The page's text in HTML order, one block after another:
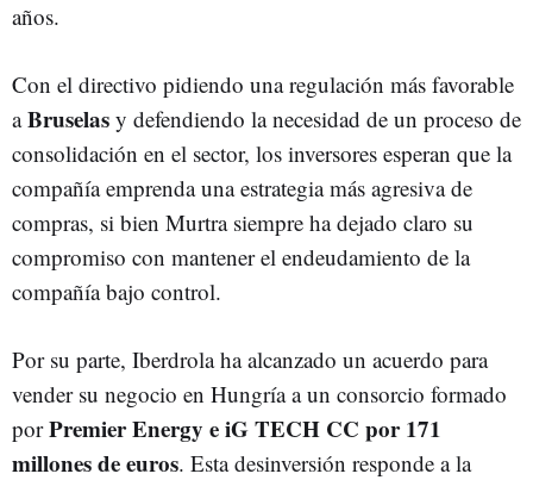
años.
Con el directivo pidiendo una regulación más favorable
aBruselas y defendiendo la necesidad de un proceso de
consolidación en el sector, los inversores esperan que la
compañía emprenda una estrategia más agresiva de
compras, si bien Murtra siempre ha dejado claro su
compromiso con mantener el endeudamiento de la
compañía bajo control.
Por su parte, Iberdrola ha alcanzado un acuerdo para
vender su negocio en Hungría a un consorcio formado
porPremier Energy e iG TECH CC por 171
millones de euros. Esta desinversión responde a la